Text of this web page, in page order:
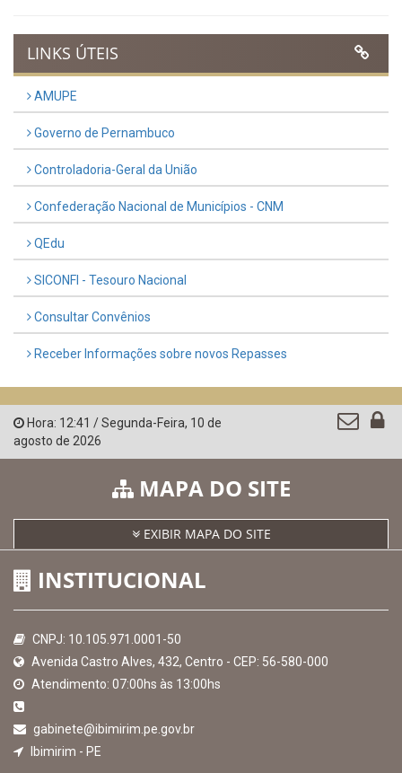
LINKS ÚTEIS
AMUPE
Governo de Pernambuco
Controladoria-Geral da União
Confederação Nacional de Municípios - CNM
QEdu
SICONFI - Tesouro Nacional
Consultar Convênios
Receber Informações sobre novos Repasses
Hora: 12:41 /Segunda-Feira, 10 de
agosto de 2026
MAPA DO SITE
EXIBIR MAPA DO SITE
INSTITUCIONAL
CNPJ: 10.105.971.0001-50
Avenida Castro Alves, 432, Centro - CEP: 56-580-000
Atendimento: 07:00hs às 13:00hs
gabinete@ibimirim.pe.gov.br
Ibimirim - PE